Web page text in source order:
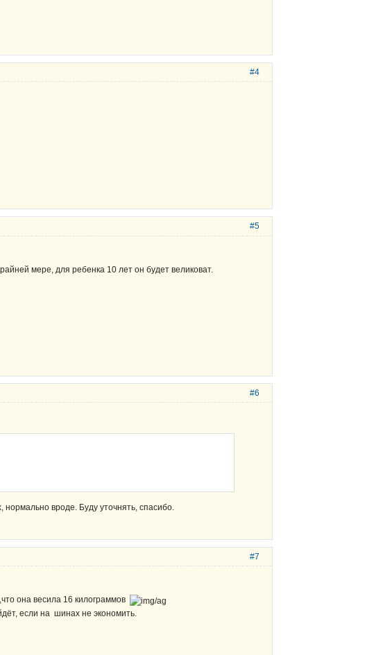
#4
#5
мере, для ребенка 10 лет он будет великоват.
#6
нормально вроде. Буду уточнять, спасибо.
#7
она весила 16 килограммов
если на шинах не экономить.